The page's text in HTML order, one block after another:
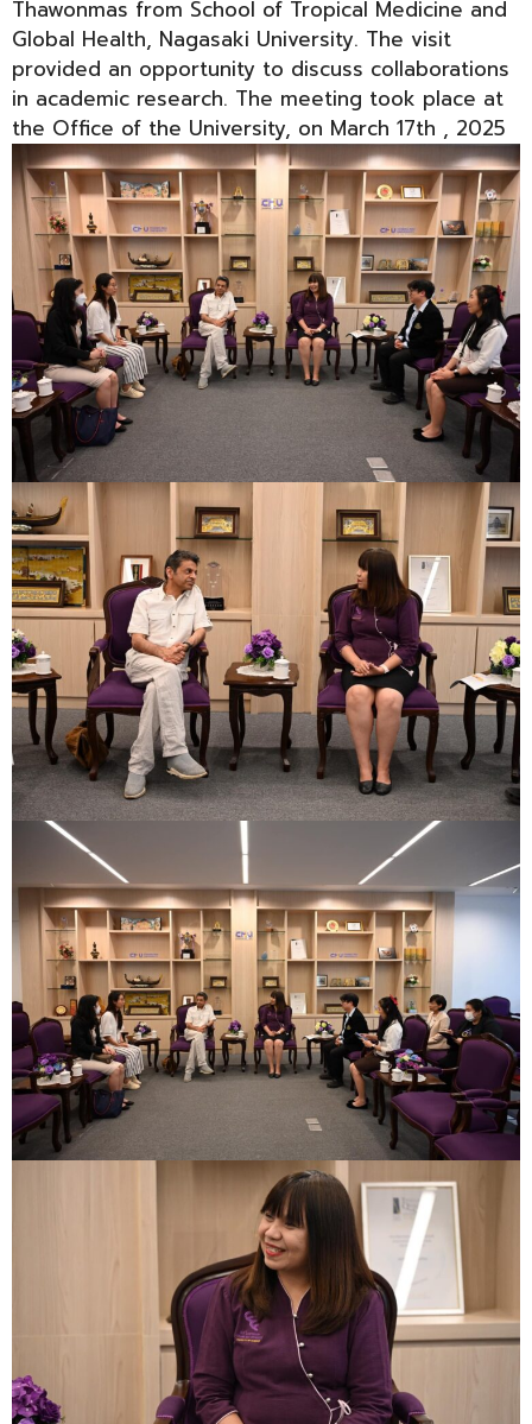
Thawonmas from School of Tropical Medicine and
Global Health, Nagasaki University. The visit
provided an opportunity to discuss collaborations
in academic research. The meeting took place at
the Office of the University, on March 17th , 2025